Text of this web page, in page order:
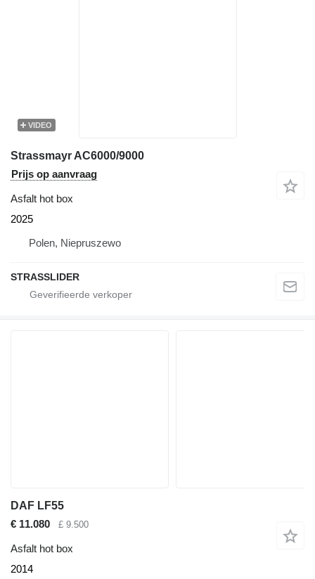
VIDEO
Strassmayr AC6000/9000
Prijs op aanvraag
Asfalt hot box
2025
Polen, Niepruszewo
STRASSLIDER
DAF LF55
€ 11.080
£ 9.500
Asfalt hot box
2014